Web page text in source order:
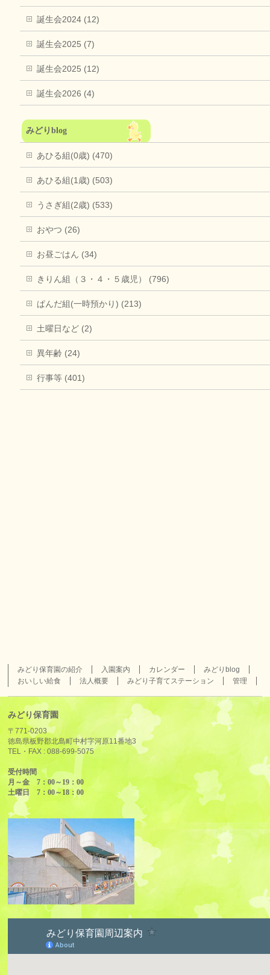
誕生会2024 (12)
誕生会2025 (7)
誕生会2025 (12)
誕生会2026 (4)
みどりblog
あひる組(0歳) (470)
あひる組(1歳) (503)
うさぎ組(2歳) (533)
おやつ (26)
お昼ごはん (34)
きりん組（３・４・５歳児） (796)
ぱんだ組(一時預かり) (213)
土曜日など (2)
異年齢 (24)
行事等 (401)
みどり保育園の紹介 入園案内 カレンダー
みどりblog
おいしい給食
法人概要 みどり子育てステーション 管理
みどり保育園
〒771-0203
徳島県板野郡北島町中村字河原11番地3
TEL・FAX :088-699-5075
受付時間
月～金 7：00～19：00
土曜日 7：00～18：00